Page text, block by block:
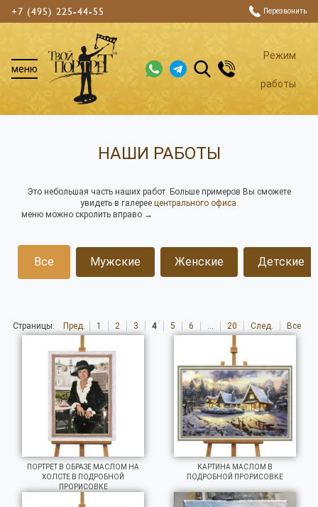
+7 (495) 225-44-55 Перезвонить
меню
Режим
работы
НАШИ РАБОТЫ
Это небольшая часть наших работ. Больше примеров Вы сможете
увидеть в галерее центрального офиса.
меню можно скролить вправо →
Все Мужские Женские Детские
Страницы: Пред. 1 2 3 4 5 6 ... 20 След. Все
ПОРТРЕТ В ОБРАЗЕ МАСЛОМ НА
ХОЛСТЕ В ПОДРОБНОЙ
ПРОРИСОВКЕ
КАРТИНА МАСЛОМ В
ПОДРОБНОЙ ПРОРИСОВКЕ